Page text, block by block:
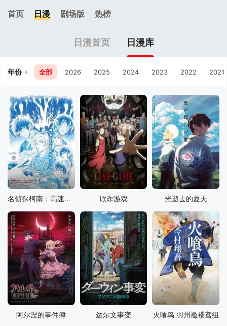
首页 日漫 剧场版 热榜
日漫首页 日漫库
年份 全部 2026 2025 2024 2023 2022 2021
名侦探柯南：高速公路的堕天使 欺诈游戏 光逝去的夏天
阿尔涅的事件簿 达尔文事变 火喰鸟 羽州褴褛鸢组